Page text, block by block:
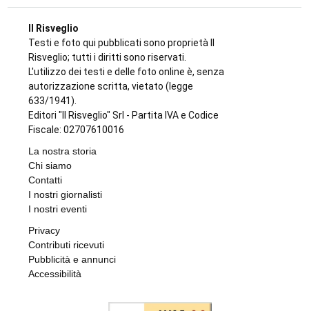
Il Risveglio
Testi e foto qui pubblicati sono proprietà Il
Risveglio; tutti i diritti sono riservati.
L'utilizzo dei testi e delle foto online è, senza
autorizzazione scritta, vietato (legge
633/1941).
Editori "Il Risveglio" Srl - Partita IVA e Codice
Fiscale: 02707610016
La nostra storia
Chi siamo
Contatti
I nostri giornalisti
I nostri eventi
Privacy
Contributi ricevuti
Pubblicità e annunci
Accessibilità